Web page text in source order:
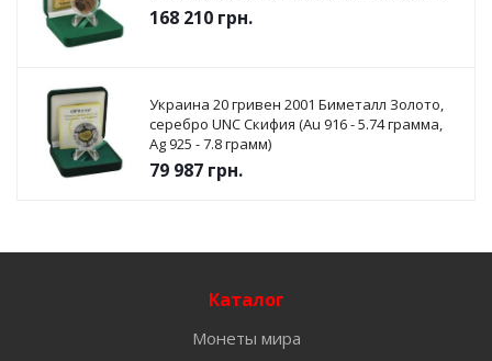
168 210 грн.
Украина 20 гривен 2001 Биметалл Золото,
серебро UNC Скифия (Au 916 - 5.74 грамма,
Ag 925 - 7.8 грамм)
79 987 грн.
Каталог
Монеты мира